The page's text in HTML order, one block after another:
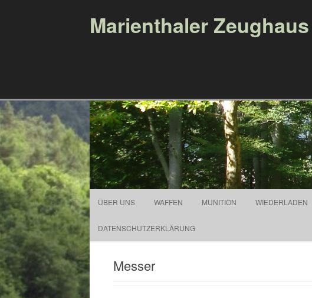
Marienthaler Zeughaus
ÜBER UNS WAFFEN MUNITION WIEDERLADEN
DATENSCHUTZERKLÄRUNG
Messer